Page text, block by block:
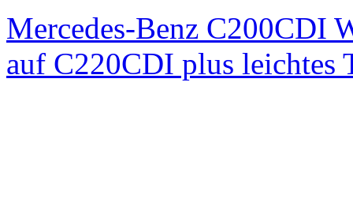
Mercedes-Benz C200CDI
auf C220CDI plus